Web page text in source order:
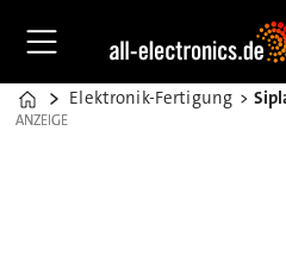
Home
Elektronik-Fertigung
ANZEIGE
ANZEIGE